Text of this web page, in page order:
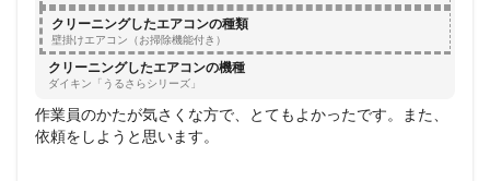
クリーニングしたエアコンの種類
壁掛けエアコン（お掃除機能付き）
クリーニングしたエアコンの機種
ダイキン「うるさらシリーズ」
作業員のかたが気さくな方で、とてもよかったです。また、
依頼をしようと思います。